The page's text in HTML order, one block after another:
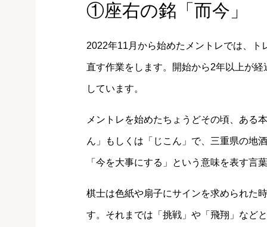
①座右の銘「而今」
2022年11月から始めたメントレでは、
直す作業をします。開始から2年以上が
しています。
メントレを始めたちょうどその頃、ある
ん」もしくは「じこん」で、三重県の地
「今を大事にする」という意味を表す言
棋士は色紙や扇子にサインを求められた
す。それまでは「挑戦」や「飛翔」など